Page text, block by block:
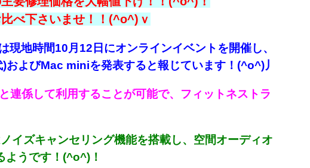
べ下さいませ！！(^o^)ｖ
現地時間10月12日にオンラインイベントを開催し、
よびMac miniを発表すると報じています！(^o^)丿
係して利用することが可能で、フィットネストラ
イズキャンセリング機能を搭載し、空間オーディオ
ようです！(^o^)！